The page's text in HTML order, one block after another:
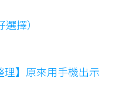
擇）
理】原來用手機出示